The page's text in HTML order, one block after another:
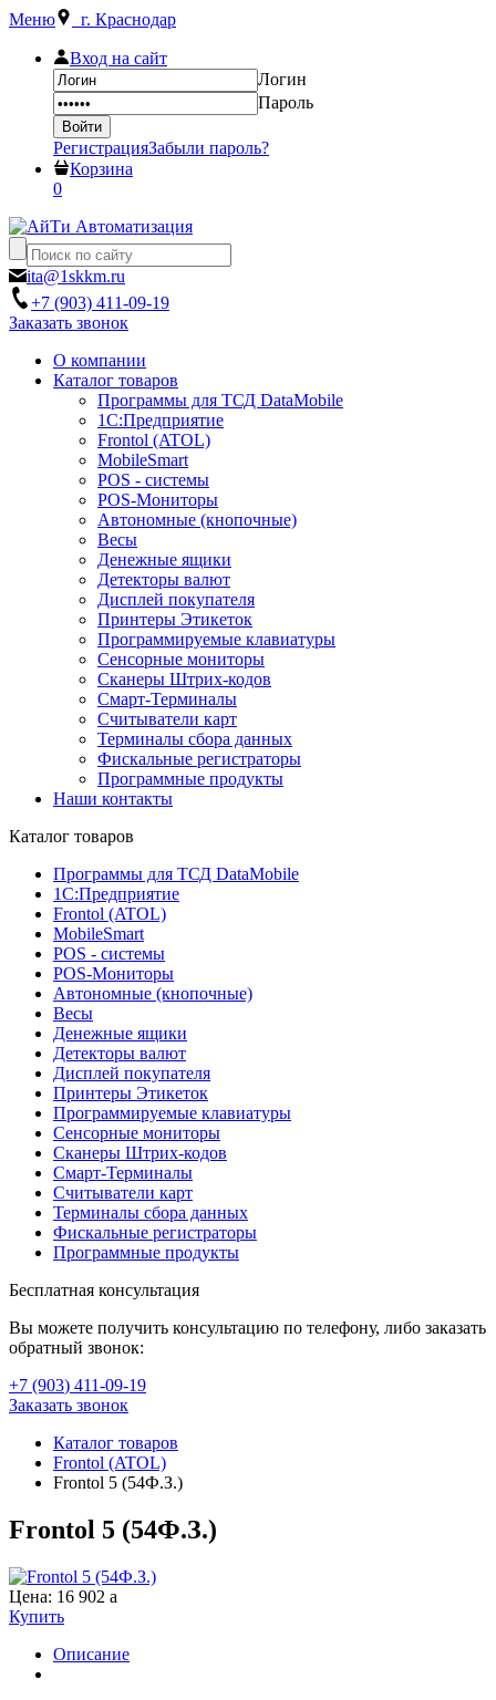
Меню г. Краснодар
Вход на сайт
Логин
Пароль
РегистрацияЗабыли пароль?
Корзина
0
ita@1skkm.ru
+7 (903) 411-09-19
Заказать звонок
О компании
Каталог товаров
Программы для ТСД DataMobile
1С:Предприятие
Frontol (ATOL)
MobileSmart
POS - системы
POS-Мониторы
Автономные (кнопочные)
Весы
Денежные ящики
Детекторы валют
Дисплей покупателя
Принтеры Этикеток
Программируемые клавиатуры
Сенсорные мониторы
Сканеры Штрих-кодов
Смарт-Терминалы
Считыватели карт
Терминалы сбора данных
Фискальные регистраторы
Программные продукты
Наши контакты
Каталог товаров
Программы для ТСД DataMobile
1С:Предприятие
Frontol (ATOL)
MobileSmart
POS - системы
POS-Мониторы
Автономные (кнопочные)
Весы
Денежные ящики
Детекторы валют
Дисплей покупателя
Принтеры Этикеток
Программируемые клавиатуры
Сенсорные мониторы
Сканеры Штрих-кодов
Смарт-Терминалы
Считыватели карт
Терминалы сбора данных
Фискальные регистраторы
Программные продукты
Бесплатная консультация
Вы можете получить консультацию по телефону, либо заказать
обратный звонок:
+7 (903) 411-09-19
Заказать звонок
Каталог товаров
Frontol (ATOL)
Frontol 5 (54Ф.З.)
Frontol 5 (54Ф.З.)
Цена: 16 902 a
Купить
Описание